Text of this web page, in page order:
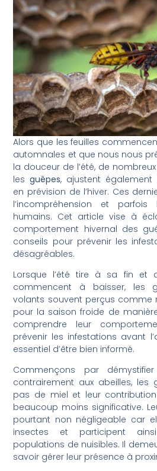
Alors que les feuilles
automnales et que nous nous
la douceur de l’été, de
lesguêpes, ajustent
en prévision de l’hiver. Ces
l’incompréhension et
humains. Cet article vise à
comportement hivernal des
conseils pour prévenir les
désagréables.
Lorsque l’été tire à sa fin et
commencent à baisser, les
volants souvent perçus comme
pour la saison froide de
comprendre leur
prévenir les infestations avant
essentiel d’être bien informé.
Commençons par
contrairement aux abeilles, les
pas de miel et leur
beaucoup moins significative.
pourtant non négligeable car
insectes et participent
populations de nuisibles. Il
savoir gérer leur présence à